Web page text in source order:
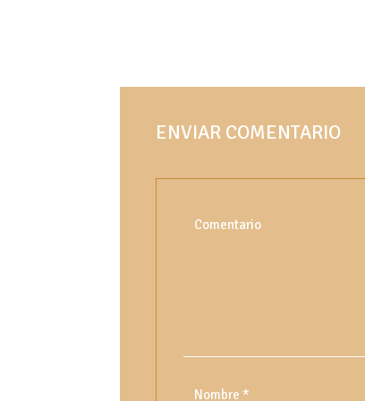
ENVIAR COMENTARIO